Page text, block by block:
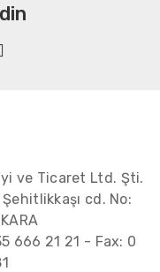
ve Ticaret Ltd. Şti.
cd. No:
666 21 21 - Fax: 0